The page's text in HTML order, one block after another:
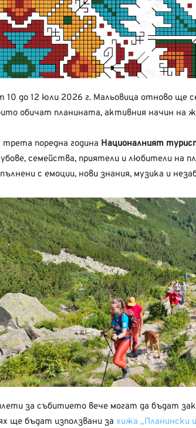
10 до 12 юли 2026 г. Мальовица отново ще
обичат планината, активния начин на
трета поредна година Националният
семейства, приятели и любители на
с емоции, нови знания, музика и
за събитието вече могат да бъдат
ще бъдат използвани за хижа „Планински